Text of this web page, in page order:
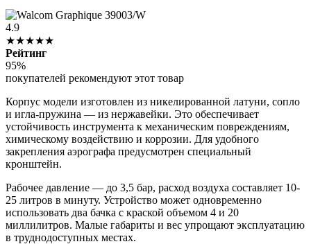
4.9
★★★★★
Рейтинг
95%
покупателей рекомендуют этот товар
Корпус модели изготовлен из никелированной латуни, сопло
и игла-пружина — из нержавейки. Это обеспечивает
устойчивость инструмента к механическим повреждениям,
химическому воздействию и коррозии. Для удобного
закрепления аэрографа предусмотрен специальный
кронштейн.
Рабочее давление — до 3,5 бар, расход воздуха составляет 10-
25 литров в минуту. Устройство может одновременно
использовать два бачка с краской объемом 4 и 20
миллилитров. Малые габариты и вес упрощают эксплуатацию
в труднодоступных местах.